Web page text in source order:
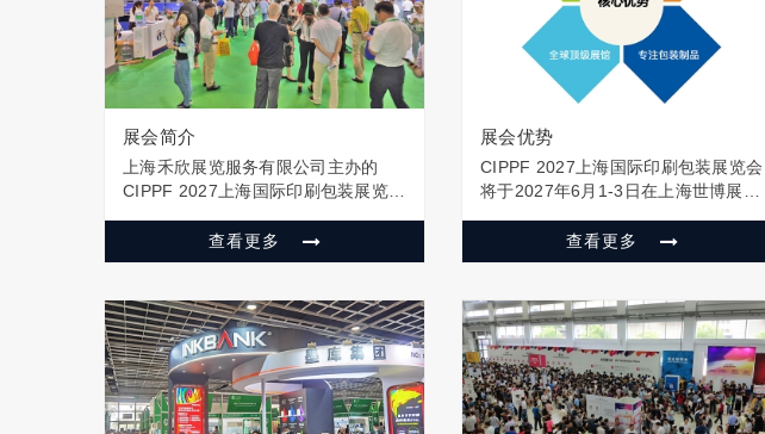
展会简介
上海禾欣展览服务有限公司主办的
CIPPF 2027上海国际印刷包装展览会
馆隆重举办，CIPPF上海国际印刷包
装展览会致力于打造一站式的商贸平
设备、材料、耗材、印刷包装制…
查看更多
展会优势
CIPPF 2027上海国际印刷包装展览会
将于2027年6月1-3日在上海世博展览
办。展会由中国展览领导品牌——上
海禾欣展览服务有限公司举办，将为
盛会。我们的展会主题为“绿色…
查看更多